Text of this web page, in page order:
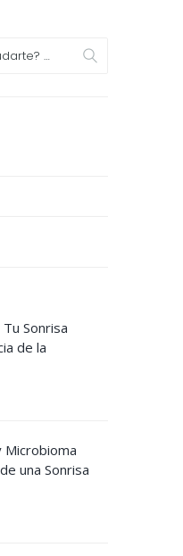
Sonrisa
de la
Microbioma
una Sonrisa